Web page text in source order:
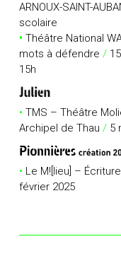
ARNOUX-SAINT-
scolaire
•Théâtre National
mots à défendre /
15h
•TMS – Théâtre
Archipel de Thau / 5
• Le M![lieu] –
février 2025